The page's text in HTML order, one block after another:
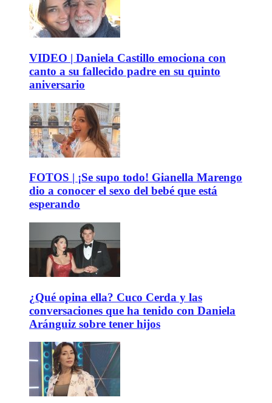
VIDEO | Daniela Castillo emociona con
canto a su fallecido padre en su quinto
aniversario
FOTOS | ¡Se supo todo! Gianella Marengo
dio a conocer el sexo del bebé que está
esperando
¿Qué opina ella? Cuco Cerda y las
conversaciones que ha tenido con Daniela
Aránguiz sobre tener hijos